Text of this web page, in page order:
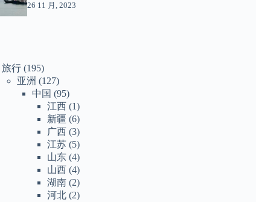
26 11 月, 2023
旅行 (195)
亚洲 (127)
中国 (95)
江西 (1)
新疆 (6)
广西 (3)
江苏 (5)
山东 (4)
山西 (4)
湖南 (2)
河北 (2)